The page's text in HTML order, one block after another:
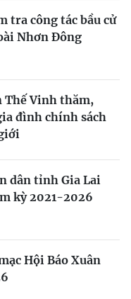
tra công tác bầu cử
Nhơn Đông
Thế Vinh thăm,
đình chính sách
dân tỉnh Gia Lai
kỳ 2021-2026
Hội Báo Xuân